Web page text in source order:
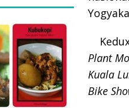
Plant
Kuala
Bike